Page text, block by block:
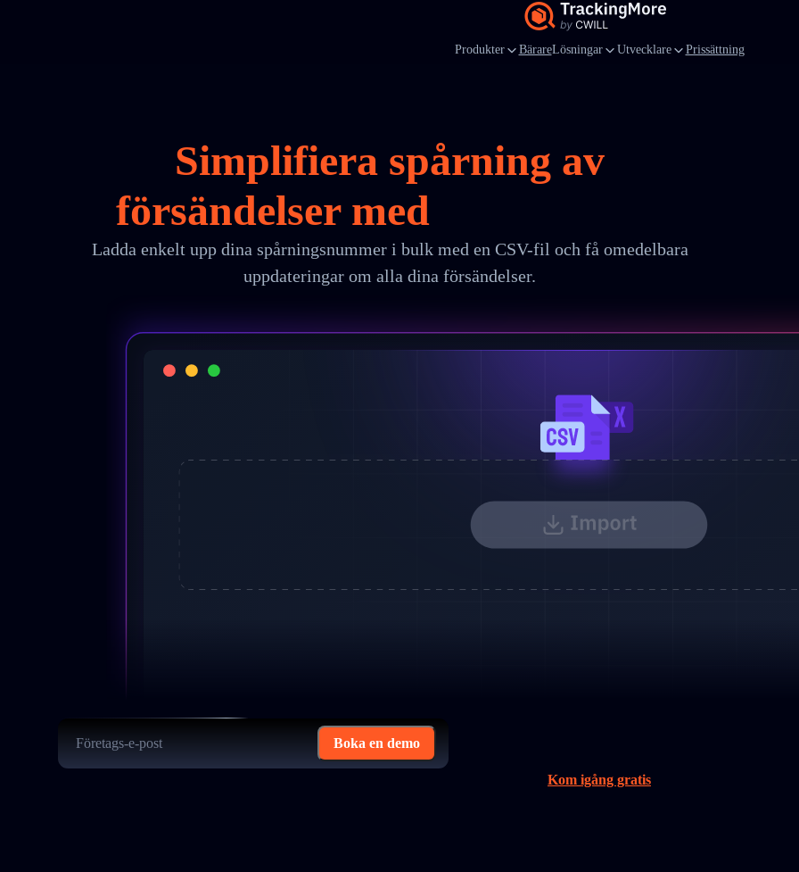
Produkter BärareLösningar Utvecklare Prissättning
Simplifiera spårning av
försändelser med
Ladda enkelt upp dina spårningsnummer i bulk med en CSV-fil och få omedelbara
uppdateringar om alla dina försändelser.
Boka en demo
Kom igång gratis